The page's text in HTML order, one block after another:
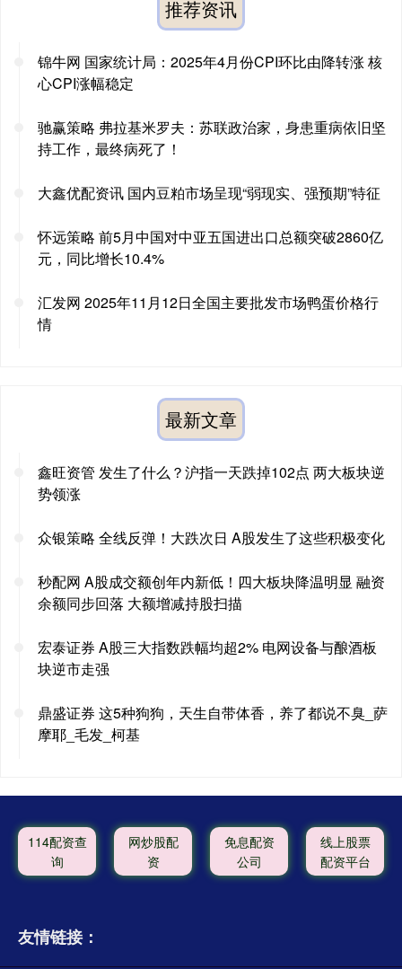
推荐资讯
锦牛网 国家统计局：2025年4月份CPI环比由降转涨 核
心CPI涨幅稳定
驰赢策略 弗拉基米罗夫：苏联政治家，身患重病依旧坚
持工作，最终病死了！
大鑫优配资讯 国内豆粕市场呈现“弱现实、强预期”特征
怀远策略 前5月中国对中亚五国进出口总额突破2860亿
元，同比增长10.4%
汇发网 2025年11月12日全国主要批发市场鸭蛋价格行
情
最新文章
鑫旺资管 发生了什么？沪指一天跌掉102点 两大板块逆
势领涨
众银策略 全线反弹！大跌次日 A股发生了这些积极变化
秒配网 A股成交额创年内新低！四大板块降温明显 融资
余额同步回落 大额增减持股扫描
宏泰证券 A股三大指数跌幅均超2% 电网设备与酿酒板
块逆市走强
鼎盛证券 这5种狗狗，天生自带体香，养了都说不臭_萨
摩耶_毛发_柯基
114配资查
询
网炒股配
资
免息配资
公司
线上股票
配资平台
友情链接：